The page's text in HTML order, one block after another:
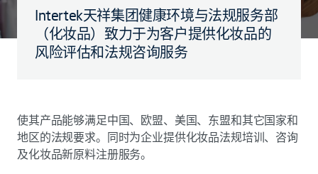
Intertek天祥集团健康环境与法规服务部
（化妆品）致力于为客户提供化妆品的
风险评估和法规咨询服务
使其产品能够满足中国、欧盟、美国、东盟和其它国家和
地区的法规要求。同时为企业提供化妆品法规培训、咨询
及化妆品新原料注册服务。